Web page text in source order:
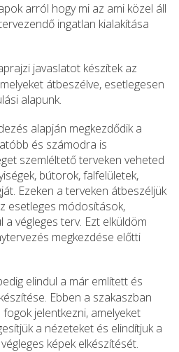
arról hogy mi az ami közel áll
ingatlan kialakítása
javaslatot készítek az
átbeszélve, esetlegesen
alapunk.
alapján megkezdődik a
és számodra is
szemléltető terveken veheted
bútorok, falfelületek,
Ezeken a terveken átbeszéljük
esetleges módosítások,
végleges terv. Ezt elküldöm
megkezdése előtti
elindul a már említett és
Ebben a szakaszban
jelentkezni, amelyeket
a nézeteket és elindítjuk a
képek elkészítését.